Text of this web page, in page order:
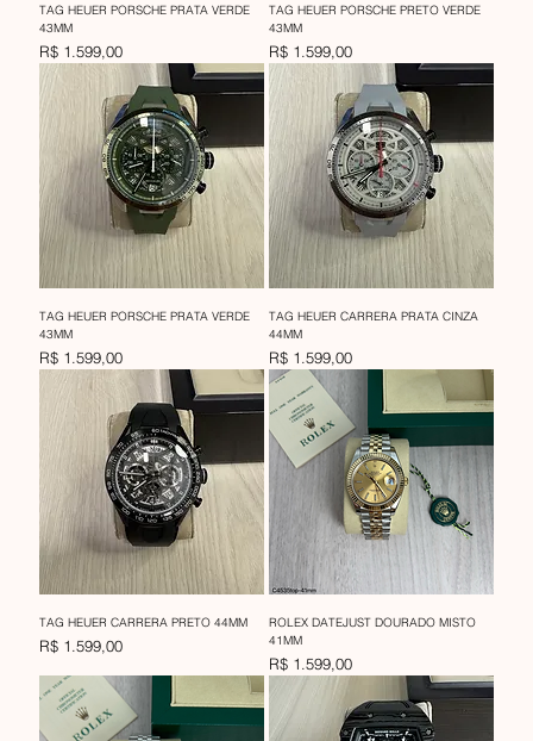
TAG HEUER PORSCHE PRATA VERDE
43MM
Preço
R$ 1.599,00
TAG HEUER PORSCHE PRETO VERDE
43MM
Preço
R$ 1.599,00
TAG HEUER PORSCHE PRATA VERDE
43MM
Preço
R$ 1.599,00
TAG HEUER CARRERA PRATA CINZA
44MM
Preço
R$ 1.599,00
TAG HEUER CARRERA PRETO 44MM
Preço
R$ 1.599,00
ROLEX DATEJUST DOURADO MISTO
41MM
Preço
R$ 1.599,00